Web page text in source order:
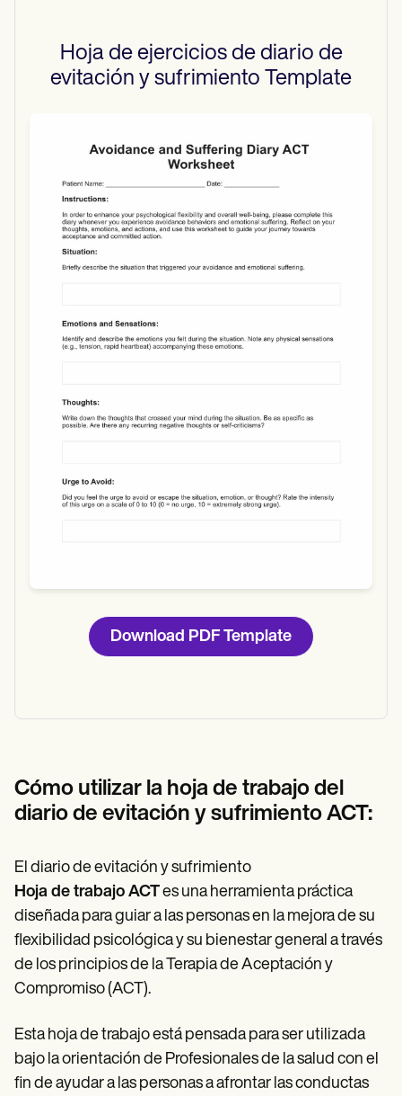
Hoja de ejercicios de diario de
evitación y sufrimiento Template
Use Template
Download PDF Template
Cómo utilizar la hoja de trabajo del
diario de evitación y sufrimiento ACT:
El diario de evitación y sufrimiento
Hoja de trabajo ACTes una herramienta práctica
diseñada para guiar a las personas en la mejora de su
flexibilidad psicológica y su bienestar general a través
de los principios de la Terapia de Aceptación y
Compromiso (ACT).
Esta hoja de trabajo está pensada para ser utilizada
bajo la orientación de Profesionales de la salud con el
fin de ayudar a las personas a afrontar las conductas